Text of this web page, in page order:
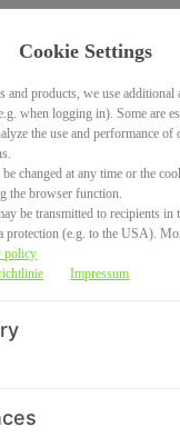
für
Cookie Settings
and products, we use additional
when logging in). Some are
the use and performance of
changed at any time or the
the browser function.
be transmitted to recipients
protection (e.g. to the USA).
policy
Impressum